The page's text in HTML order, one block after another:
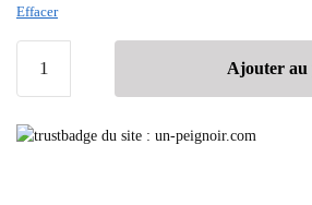
Effacer
Ajouter au